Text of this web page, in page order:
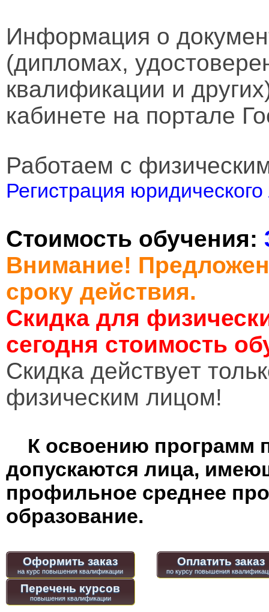
Информация о
(дипломах,
квалификации и
кабинете на портале
Работаем с
Регистрация
Стоимость обучения:
Внимание!
сроку действия.
Скидка для
сегодня стоимость
Cкидка действует
физическим лицом!
К освоению программ
допускаются лица,
профильное среднее
образование.
Оформить заказ Оплатить заказ
Перечень курсов
повышения квалификации